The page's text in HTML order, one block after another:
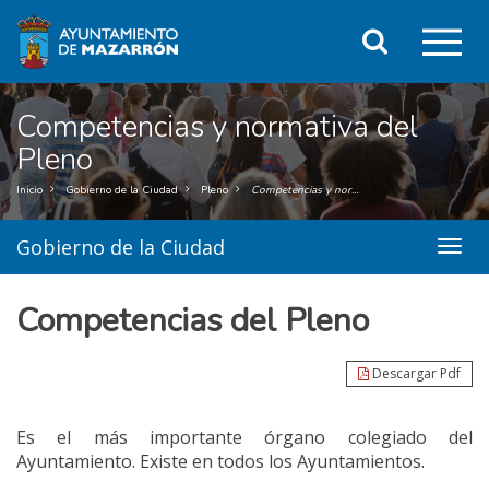
contenido
principal
de
página
o
el
Buscar
Competencias y normativa del
Pleno
Inicio Gobierno de la Ciudad Pleno Competencias y normativa del Pleno
de
Gobierno de la Ciudad
Competencias del Pleno
Descargar Pdf
Es el más importante órgano colegiado del
Ayuntamiento. Existe en todos los Ayuntamientos.